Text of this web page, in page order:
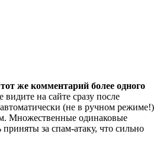
же комментарий более одного
видите на сайте сразу после
(не в ручном режиме!)
Множественные одинаковые
за спам-атаку, что сильно